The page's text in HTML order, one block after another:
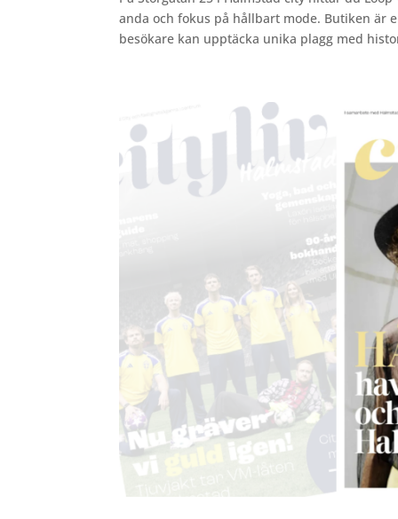
anda och fokus på hållbart mode. Butiken är
besökare kan upptäcka unika plagg med